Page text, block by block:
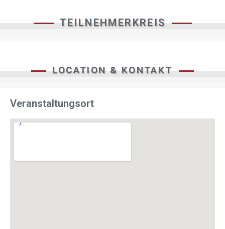
TEILNEHMERKREIS
LOCATION & KONTAKT
Veranstaltungsort